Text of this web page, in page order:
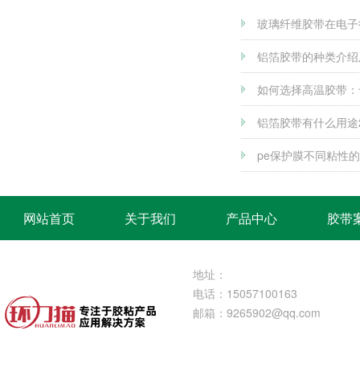
玻璃纤维胶带在电
铝箔胶带的种类介
如何选择高温胶带
铝箔胶带有什么用途
pe保护膜不同粘性
网站首页 关于我们 产品中心 胶带
地址：
电话：15057100163
邮箱： 9265902@qq.com